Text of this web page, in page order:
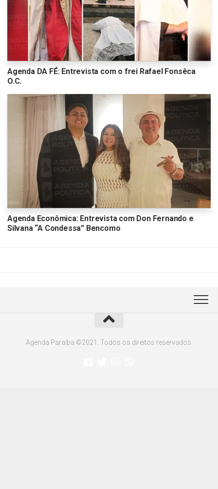
Agenda DA FÉ: Entrevista com o frei Rafael Fonsêca
O.C.
Agenda Econômica: Entrevista com Don Fernando e
Silvana “A Condessa” Bencomo
Agenda Paraíba ©2021. Todos os direitos reservados.